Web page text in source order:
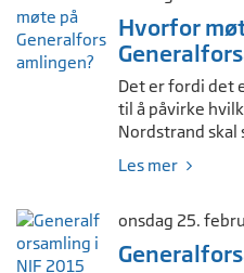
Hvorfor
Det er fordi det
til å påvirke
Nordstrand skal
Les mer
onsdag 25.